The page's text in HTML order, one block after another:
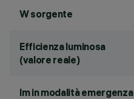
W sorgente
Efficienza luminosa
(valore reale)
lm in modalità emergenza